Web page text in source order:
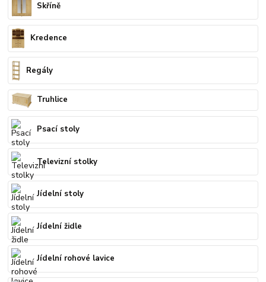
Skříně
Kredence
Regály
Truhlice
Psací stoly
Televizní stolky
Jídelní stoly
Jídelní židle
Jídelní rohové lavice